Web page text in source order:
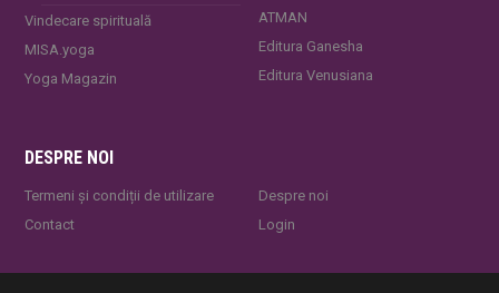
Vindecare spirituală
MISA.yoga
Yoga Magazin
ATMAN
Editura Ganesha
Editura Venusiana
DESPRE NOI
Termeni și condiții de utilizare
Contact
Despre noi
Login